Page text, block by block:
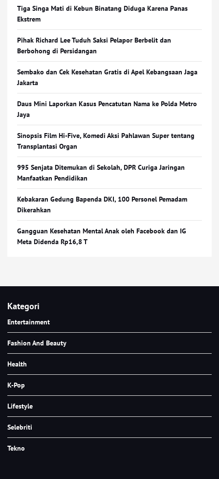
Tiga Singa Mati di Kebun Binatang Diduga Karena Panas
Ekstrem
Pihak Richard Lee Tuduh Saksi Pelapor Berbelit dan
Berbohong di Persidangan
Sembako dan Cek Kesehatan Gratis di Apel Kebangsaan Jaga
Jakarta
Daus Mini Laporkan Kasus Pencatutan Nama ke Polda Metro
Jaya
Sinopsis Film Hi-Five, Komedi Aksi Pahlawan Super tentang
Transplantasi Organ
995 Senjata Ditemukan di Sekolah, DPR Curiga Jaringan
Manfaatkan Pendidikan
Kebakaran Gedung Bapenda DKI, 100 Personel Pemadam
Dikerahkan
Gangguan Kesehatan Mental Anak oleh Facebook dan IG
Meta Didenda Rp16,8 T
Kategori
Entertainment
Fashion And Beauty
Health
K-Pop
Lifestyle
Selebriti
Tekno